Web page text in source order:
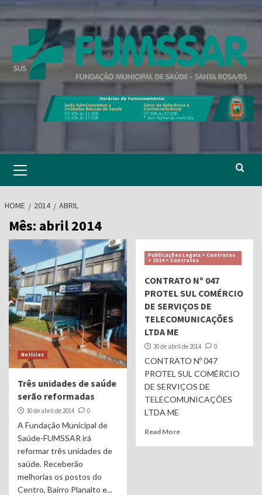
to
Menu
HOME 2014 ABRIL
Mês: abril 2014
Notícias
Três unidades de saúde
serão reformadas
30 de abril de 2014 0
A Fundação Municipal de
Saúde-FUMSSAR irá
reformar três unidades de
saúde. Receberão
melhorias os postos do
Centro, Bairro Planalto e...
Publicações Legais > Contratos
> 2014 > Contratos
CONTRATO Nº 047
PROTEL SUL COMÉRCIO
DE SERVIÇOS DE
TELECOMUNICAÇÕES
LTDA ME
30 de abril de 2014 0
CONTRATO Nº 047
PROTEL SUL COMÉRCIO
DE SERVIÇOS DE
TELECOMUNICAÇÕES
LTDA ME
Read More